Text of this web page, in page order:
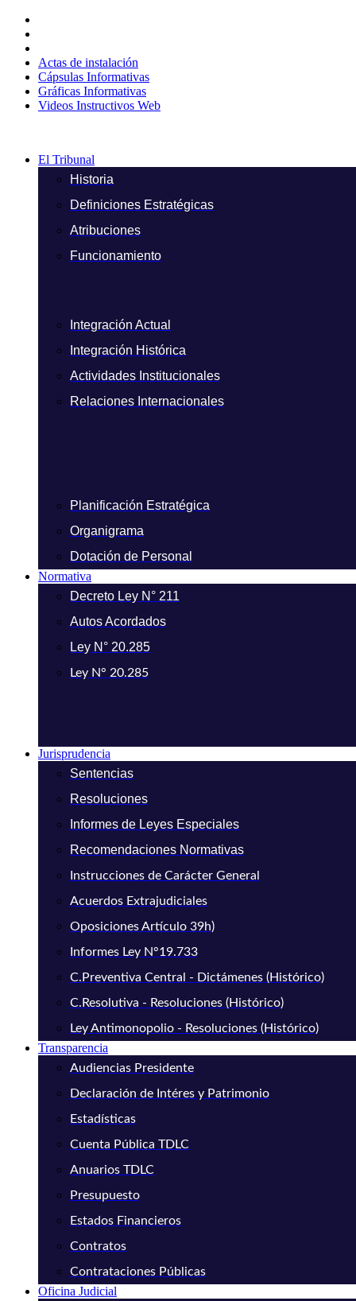
contenido
Actas de instalación
Cápsulas Informativas
Gráficas Informativas
Videos Instructivos Web
El Tribunal
Historia
Definiciones Estratégicas
Atribuciones
Funcionamiento
Integración Actual
Integración Histórica
Actividades Institucionales
Relaciones Internacionales
Planificación Estratégica
Organigrama
Dotación de Personal
Normativa
Decreto Ley N° 211
Autos Acordados
Ley N° 20.285
Ley N° 20.285
Jurisprudencia
Sentencias
Resoluciones
Informes de Leyes Especiales
Recomendaciones Normativas
Instrucciones de Carácter General
Acuerdos Extrajudiciales
Oposiciones Artículo 39h)
Informes Ley N°19.733
C.Preventiva Central - Dictámenes (Histórico)
C.Resolutiva - Resoluciones (Histórico)
Ley Antimonopolio - Resoluciones (Histórico)
Transparencia
Audiencias Presidente
Declaración de Intéres y Patrimonio
Estadísticas
Cuenta Pública TDLC
Anuarios TDLC
Presupuesto
Estados Financieros
Contratos
Contrataciones Públicas
Oficina Judicial